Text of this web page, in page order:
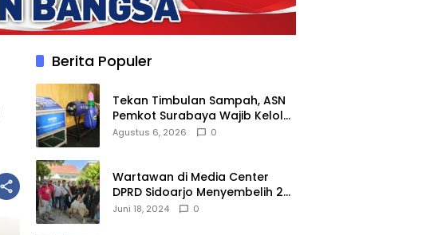
Berita Populer
Tekan Timbulan Sampah, ASN
Pemkot Surabaya Wajib Kelola
Sampah Organik dari Rumah
Agustus 6, 2026 0
Wartawan di Media Center
DPRD Sidoarjo Menyembelih 2
Ekor Kambing
Juni 18, 2024 0